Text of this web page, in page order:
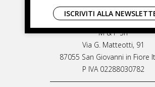
LIVIANA MIRARCHI
M & P Srl
Via G. Matteotti, 91
87055 San Giovanni in Fiore
P IVA 02288030782
ISCRIVITI ALLA